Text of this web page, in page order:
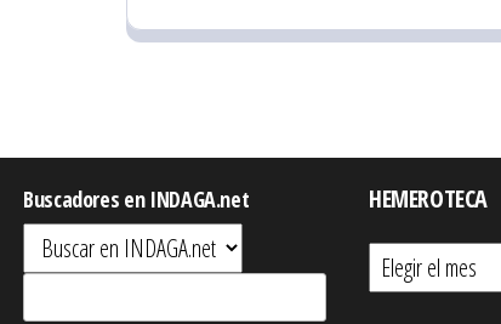
Buscadores en INDAGA.net
HEMEROTECA
Hemeroteca